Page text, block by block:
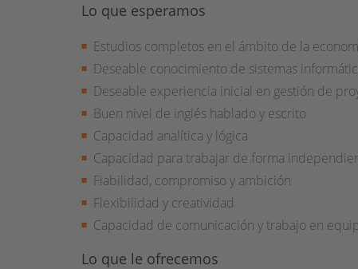
Lo que esperamos
Estudios completos en el ámbito de la
Deseable conocimiento de sistemas
Deseable experiencia inicial en gestión de
Buen nivel de inglés hablado y escrito
Capacidad analítica y lógica
Capacidad para trabajar de forma
Fiabilidad, compromiso y ambición
Flexibilidad y creatividad
Capacidad de comunicación y trabajo en
Lo que le ofrecemos